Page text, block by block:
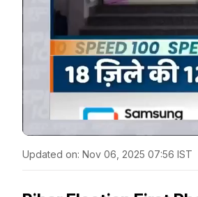
Updated on: Nov 06, 2025 07:56 IST